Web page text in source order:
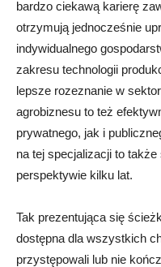
bardzo ciekawą karierę
otrzymują jednocześnie
indywidualnego
zakresu technologii
lepsze rozeznanie w
agrobiznesu to też
prywatnego, jak i
na tej specjalizacji to
perspektywie kilku lat.
Tak prezentująca się
dostępna dla wszystkich
przystępowali lub nie